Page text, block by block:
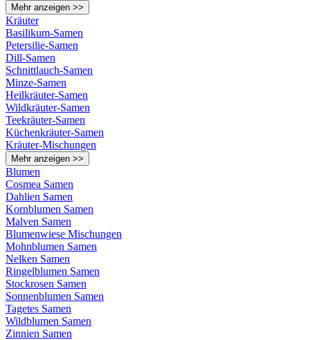
Mehr anzeigen >>
Kräuter
Basilikum-Samen
Petersilie-Samen
Dill-Samen
Schnittlauch-Samen
Minze-Samen
Heilkräuter-Samen
Wildkräuter-Samen
Teekräuter-Samen
Küchenkräuter-Samen
Kräuter-Mischungen
Mehr anzeigen >>
Blumen
Cosmea Samen
Dahlien Samen
Kornblumen Samen
Malven Samen
Blumenwiese Mischungen
Mohnblumen Samen
Nelken Samen
Ringelblumen Samen
Stockrosen Samen
Sonnenblumen Samen
Tagetes Samen
Wildblumen Samen
Zinnien Samen